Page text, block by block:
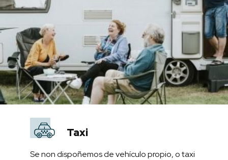
Taxi
Se non dispoñemos de vehículo propio, o taxi